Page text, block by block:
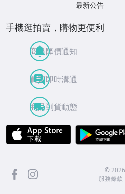
最新公告
手機逛拍賣，購物更便利
商品降價通知
買賣即時溝通
商品到貨動態
APP Store
facebook ©2026
服務條款